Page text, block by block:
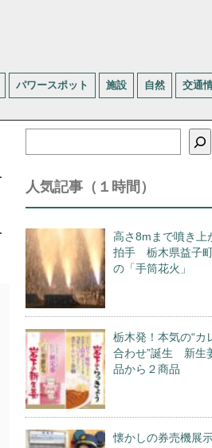
パワースポット 施設 自然 交通
索
人気記事（１時間）
高さ8mまで噴き上
拍手 栃木県益子
の「手筒花火」
栃木発！本気の“カ
合わせ”誕生 新生
品から２商品
懐かしの券売機